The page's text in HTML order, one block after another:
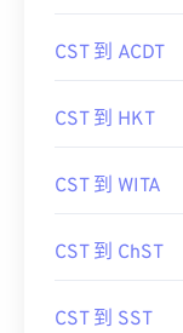
CST 到 ACDT
CST 到 HKT
CST 到 WITA
CST 到 ChST
CST 到 SST